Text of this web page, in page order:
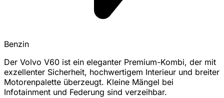
Benzin
Der Volvo V60 ist ein eleganter Premium-Kombi, der mit
exzellenter Sicherheit, hochwertigem Interieur und breiter
Motorenpalette überzeugt. Kleine Mängel bei
Infotainment und Federung sind verzeihbar.